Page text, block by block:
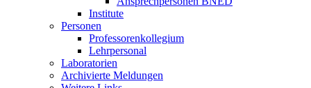
Institute
Personen
Professorenkollegium
Lehrpersonal
Laboratorien
Archivierte Meldungen